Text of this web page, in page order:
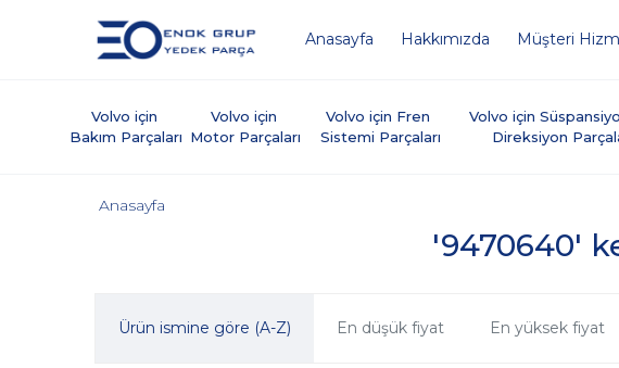
Anasayfa Hakkımızda Müşteri
Volvo için
Bakım Parçaları
Volvo için
Motor Parçaları
Volvo için Fren
Sistemi Parçaları
Volvo için
Direksiyon
'9470640'
Anasayfa
Ürün ismine göre (A-Z) En düşük fiyat En yüksek fiyat